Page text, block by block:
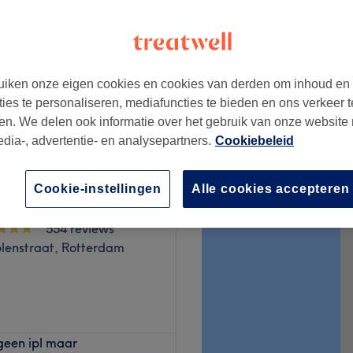
vanaf €1
en Rotterdam en is al
554 reviews
Rotterdam
ipl maar
onze eigen cookies en cookies van derden om inhoud en
te personaliseren, mediafuncties te bieden en ons verkeer
We delen ook informatie over het gebruik van onze website
, advertentie- en analysepartners. Cookiebeleid
Alle cookies accepteren
Cookie-instellingen